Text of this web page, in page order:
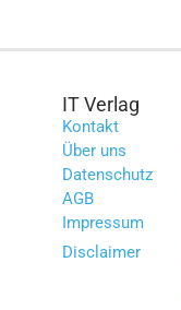
IT Verlag
Kontakt
Über uns
Datenschutz
AGB
Impressum
Disclaimer